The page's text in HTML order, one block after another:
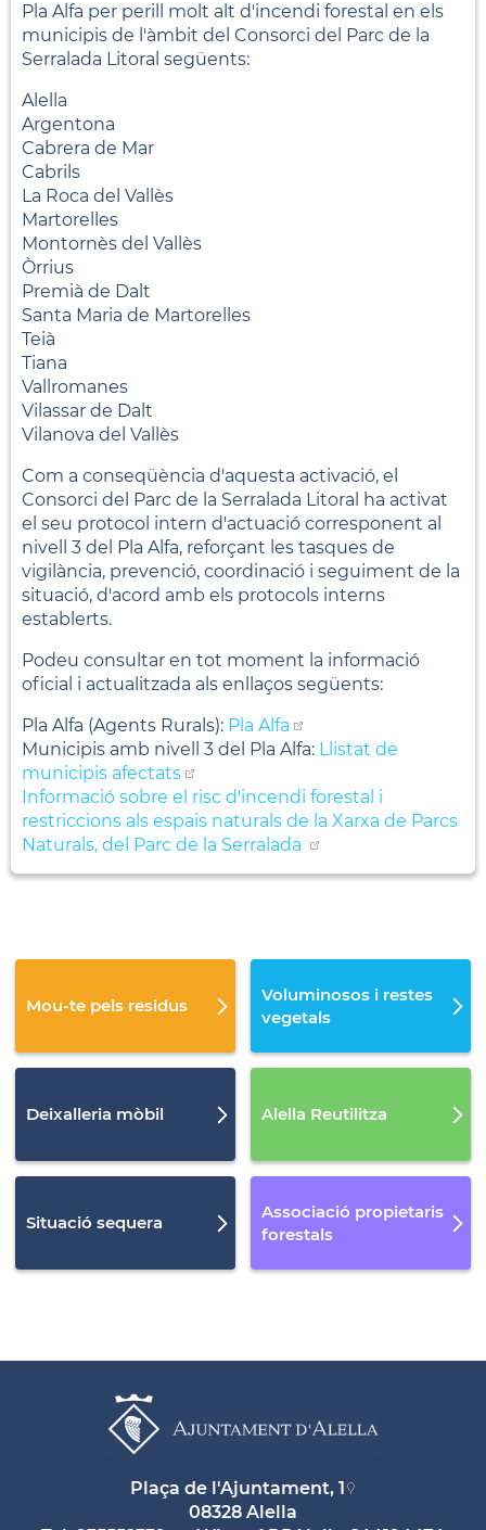
Pla Alfa per perill molt alt d'incendi forestal en els
municipis de l'àmbit del Consorci del Parc de la
Serralada Litoral següents:
Alella
Argentona
Cabrera de Mar
Cabrils
La Roca del Vallès
Martorelles
Montornès del Vallès
Òrrius
Premià de Dalt
Santa Maria de Martorelles
Teià
Tiana
Vallromanes
Vilassar de Dalt
Vilanova del Vallès
Com a conseqüència d'aquesta activació, el
Consorci del Parc de la Serralada Litoral ha activat
el seu protocol intern d'actuació corresponent al
nivell 3 del Pla Alfa, reforçant les tasques de
vigilància, prevenció, coordinació i seguiment de la
situació, d'acord amb els protocols interns
establerts.
Podeu consultar en tot moment la informació
oficial i actualitzada als enllaços següents:
Pla Alfa (Agents Rurals): Pla Alfa
Municipis amb nivell 3 del Pla Alfa: Llistat de
municipis afectats
Informació sobre el risc d'incendi forestal i
restriccions als espais naturals de la Xarxa de Parcs
Naturals, del Parc de la Serralada
Mou-te pels residus
Voluminosos i restes
vegetals
Deixalleria mòbil Alella Reutilitza
Situació sequera
Associació propietaris
forestals
Plaça de l'Ajuntament, 1
08328 Alella